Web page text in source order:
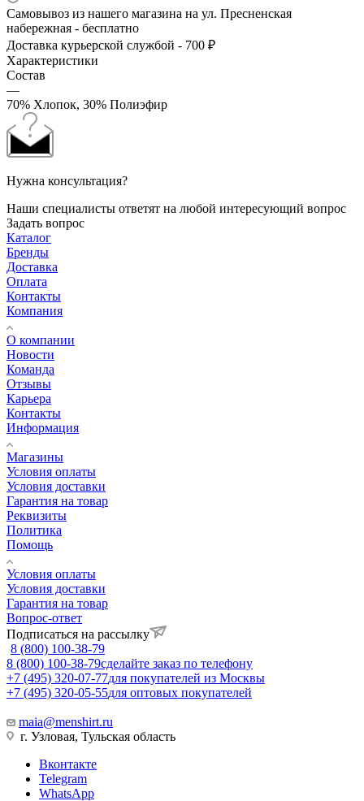
Самовывоз из нашего магазина на ул. Пресненская
набережная - бесплатно
Доставка курьерской службой - 700 ₽
Характеристики
Состав
—
70% Хлопок, 30% Полиэфир
Нужна консультация?
Наши специалисты ответят на любой интересующий вопрос
Задать вопрос
Каталог
Бренды
Доставка
Оплата
Контакты
Компания
О компании
Новости
Команда
Отзывы
Карьера
Контакты
Информация
Магазины
Условия оплаты
Условия доставки
Гарантия на товар
Реквизиты
Политика
Помощь
Условия оплаты
Условия доставки
Гарантия на товар
Вопрос-ответ
Подписаться на рассылку
8 (800) 100-38-79
8 (800) 100-38-79сделайте заказ по телефону
+7 (495) 320-07-77для покупателей из Москвы
+7 (495) 320-05-55для оптовых покупателей
maia@menshirt.ru
г. Узловая, Тульская область
Вконтакте
Telegram
WhatsApp